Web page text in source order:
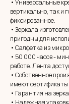
• Универсальные
вертикально, так и
фиксированное.
• Зеркала
пригодны для
• Салфетка из
• 50 000 часов -
работе. Лента
• Собственное
имеют сертификаты
• Гарантия на
MIRROR ROOM
+7 (961) 595-72-73